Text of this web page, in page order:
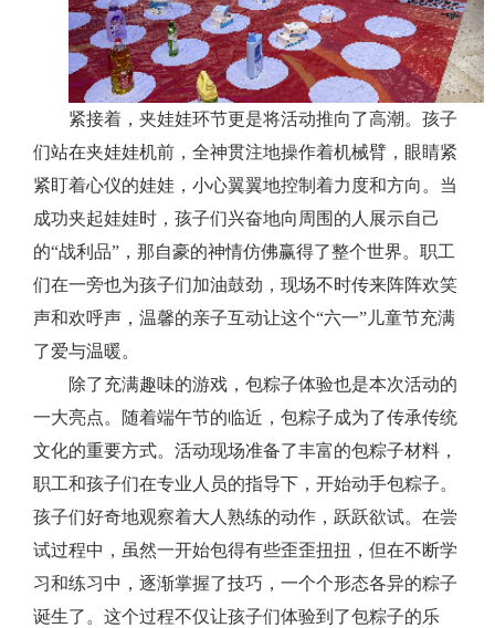
紧接着，夹娃娃环节更是将活动推向了高潮。孩子
们站在夹娃娃机前，全神贯注地操作着机械臂，眼睛紧
紧盯着心仪的娃娃，小心翼翼地控制着力度和方向。当
成功夹起娃娃时，孩子们兴奋地向周围的人展示自己
的“战利品”，那自豪的神情仿佛赢得了整个世界。职工
们在一旁也为孩子们加油鼓劲，现场不时传来阵阵欢笑
声和欢呼声，温馨的亲子互动让这个“六一”儿童节充满
了爱与温暖。
除了充满趣味的游戏，包粽子体验也是本次活动的
一大亮点。随着端午节的临近，包粽子成为了传承传统
文化的重要方式。活动现场准备了丰富的包粽子材料，
职工和孩子们在专业人员的指导下，开始动手包粽子。
孩子们好奇地观察着大人熟练的动作，跃跃欲试。在尝
试过程中，虽然一开始包得有些歪歪扭扭，但在不断学
习和练习中，逐渐掌握了技巧，一个个形态各异的粽子
诞生了。这个过程不仅让孩子们体验到了包粽子的乐